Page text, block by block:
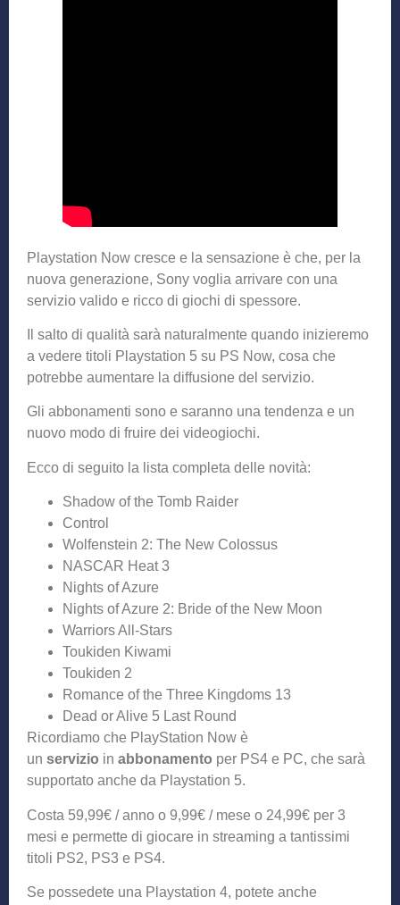
Playstation Now cresce e la sensazione è che, per la
nuova generazione, Sony voglia arrivare con una
servizio valido e ricco di giochi di spessore.
Il salto di qualità sarà naturalmente quando inizieremo
a vedere titoli Playstation 5 su PS Now, cosa che
potrebbe aumentare la diffusione del servizio.
Gli abbonamenti sono e saranno una tendenza e un
nuovo modo di fruire dei videogiochi.
Ecco di seguito la lista completa delle novità:
Shadow of the Tomb Raider
Control
Wolfenstein 2: The New Colossus
NASCAR Heat 3
Nights of Azure
Nights of Azure 2: Bride of the New Moon
Warriors All-Stars
Toukiden Kiwami
Toukiden 2
Romance of the Three Kingdoms 13
Dead or Alive 5 Last Round
Ricordiamo che PlayStation Now è
un servizio in abbonamento per PS4 e PC, che sarà
supportato anche da Playstation 5.
Costa 59,99€ / anno o 9,99€ / mese o 24,99€ per 3
mesi e permette di giocare in streaming a tantissimi
titoli PS2, PS3 e PS4.
Se possedete una Playstation 4, potete anche